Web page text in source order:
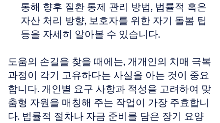
통해 향후 질환 통제 관리 방법, 법률적 혹은
자산 처리 방향, 보호자를 위한 자기 돌봄 팁
등을 자세히 알아볼 수 있습니다.
도움의 손길을 찾을 때에는, 개개인의 치매 극복
과정이 각기 고유하다는 사실을 아는 것이 중요
합니다. 개인별 요구 사항과 적성을 고려하여 맞
춤형 자원을 매칭해 주는 작업이 가장 주효합니
다. 법률적 절차나 자금 준비를 담은 장기 요양